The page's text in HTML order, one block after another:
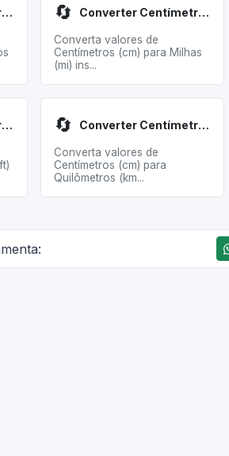
Converter Centímetros para Metros 🔄 Converter Centímetros para Milhas
Converta valores de
Centímetros (cm) para Milhas
(mi) ins...
Converter Centímetros para Pés 🔄 Converter Centímetros para Quilômetros
Converta valores de
Centímetros (cm) para
Quilômetros (km...